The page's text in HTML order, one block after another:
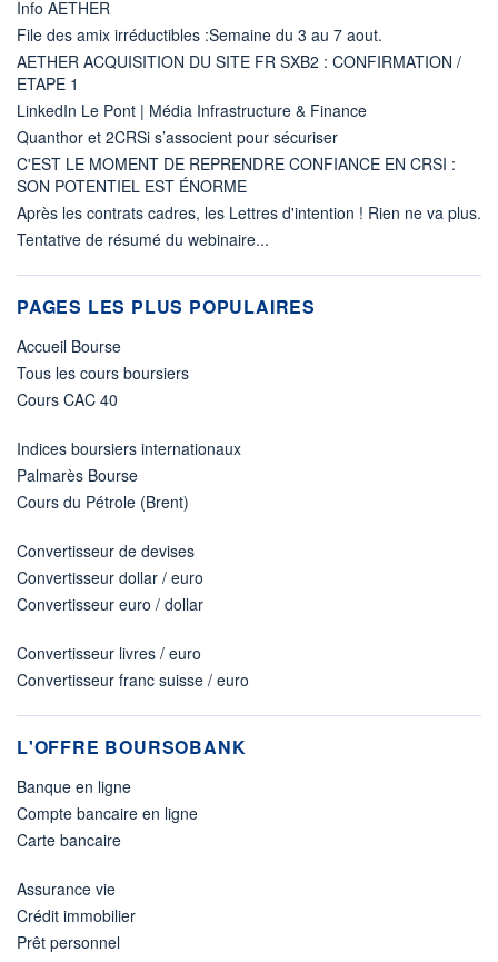
Info AETHER
File des amix irréductibles :Semaine du 3 au 7 aout.
AETHER ACQUISITION DU SITE FR SXB2 : CONFIRMATION /
ETAPE 1
LinkedIn Le Pont | Média Infrastructure & Finance
Quanthor et 2CRSi s’associent pour sécuriser
C'EST LE MOMENT DE REPRENDRE CONFIANCE EN CRSI :
SON POTENTIEL EST ÉNORME
Après les contrats cadres, les Lettres d'intention ! Rien ne va plus.
Tentative de résumé du webinaire...
PAGES LES PLUS POPULAIRES
Accueil Bourse
Tous les cours boursiers
Cours CAC 40
Indices boursiers internationaux
Palmarès Bourse
Cours du Pétrole (Brent)
Convertisseur de devises
Convertisseur dollar / euro
Convertisseur euro / dollar
Convertisseur livres / euro
Convertisseur franc suisse / euro
L'OFFRE BOURSOBANK
Banque en ligne
Compte bancaire en ligne
Carte bancaire
Assurance vie
Crédit immobilier
Prêt personnel